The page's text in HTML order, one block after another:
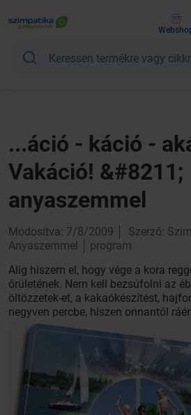
...áció - káció -
Vakáció! &#8211;
anyaszemmel
Módosítva: 7/8/2009 Szerző:
Anyaszemmel
program
Alig hiszem el, hogy vége a kora
őrületének. Nem kell bezsúfolni az
öltözzetek-et, a kakaókészítést,
negyven percbe, hiszen onnantól